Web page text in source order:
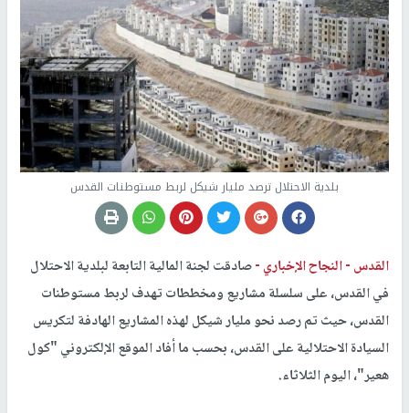
بلدية الاحتلال ترصد مليار شيكل لربط مستوطنات القدس
القدس -النجاح الإخباري -صادقت لجنة المالية التابعة لبلدية الاحتلال
في القدس، على سلسلة مشاريع ومخططات تهدف لربط مستوطنات
القدس، حيث تم رصد نحو مليار شيكل لهذه المشاريع الهادفة لتكريس
السيادة الاحتلالية على القدس، بحسب ما أفاد الموقع الإلكتروني "كول
هعير"، اليوم الثلاثاء.